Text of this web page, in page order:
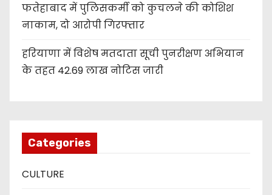
फतेहाबाद में पुलिसकर्मी को कुचलने की कोशिश
नाकाम, दो आरोपी गिरफ्तार
हरियाणा में विशेष मतदाता सूची पुनरीक्षण अभियान
के तहत 42.69 लाख नोटिस जारी
Categories
CULTURE